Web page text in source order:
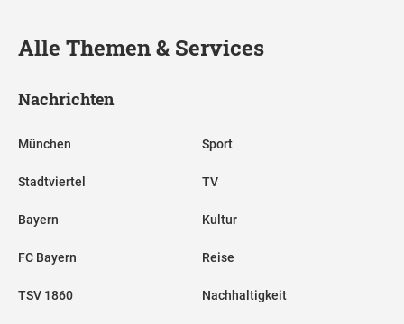
Alle Themen & Services
Nachrichten
München
Stadtviertel
Bayern
FC Bayern
TSV 1860
Sport
TV
Kultur
Reise
Nachhaltigkeit